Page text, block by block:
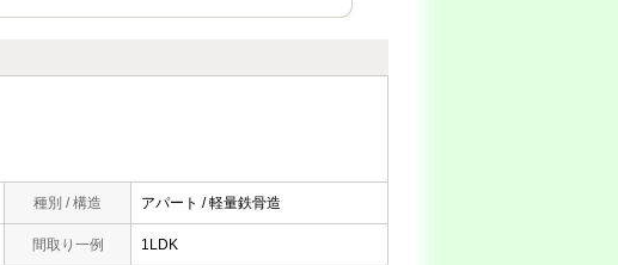
種別 / 構造 アパート / 軽量鉄骨造
間取り一例 1LDK